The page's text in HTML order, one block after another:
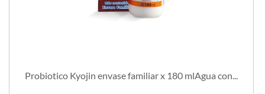
Probiotico Kyojin envase familiar x 180 mlAgua con...